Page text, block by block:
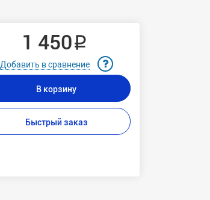
1 450 ₽
Добавить в сравнение
В корзину
Быстрый заказ